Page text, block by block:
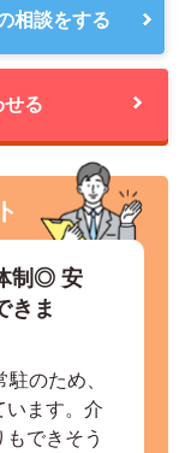
相談をする
せる
制◎ 安
きま
のため、
います。介
できそう